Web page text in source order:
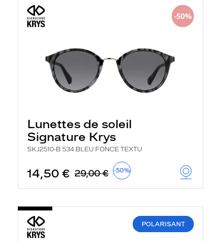
Lunettes de soleil
Signature Krys
SKJ2510-B 534 BLEU FONCE TEXTU
14,50 € 29,00 € -50%
POLARISANT